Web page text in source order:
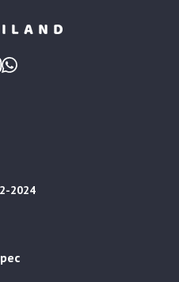
2024